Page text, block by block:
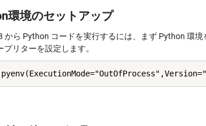
環境のセットアップ
から Python コードを実行するには、まず Python 環
プリターを設定します。